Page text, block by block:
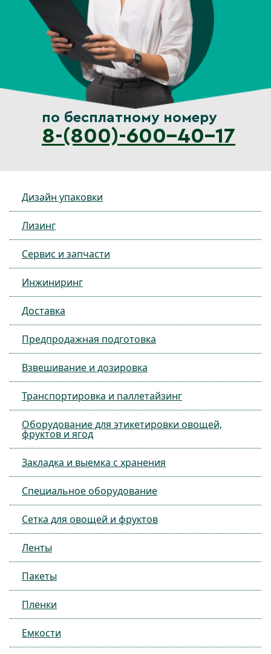
по бесплатному номеру
8-(800)-600-40-17
Дизайн упаковки
Лизинг
Сервис и запчасти
Инжиниринг
Доставка
Предпродажная подготовка
Взвешивание и дозировка
Транспортировка и паллетайзинг
Оборудование для этикетировки овощей,
фруктов и ягод
Закладка и выемка с хранения
Специальное оборудование
Сетка для овощей и фруктов
Ленты
Пакеты
Пленки
Емкости